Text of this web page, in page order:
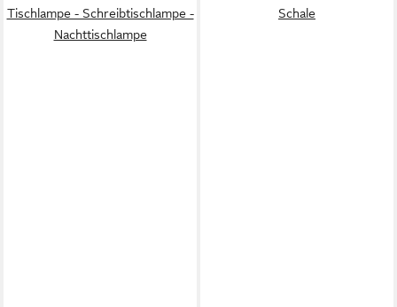
Tischlampe - Schreibtischlampe -
Nachttischlampe
Schale